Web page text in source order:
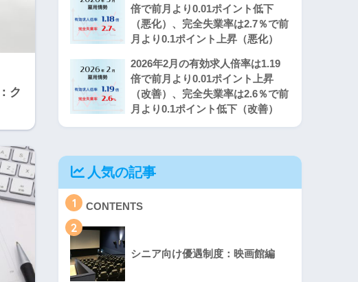
ク
倍で前月より0.01ポイント低下
（悪化）、完全失業率は2.7％で前
月より0.1ポイント上昇（悪化）
2026年2月の有効求人倍率は1.19
倍で前月より0.01ポイント上昇
（改善）、完全失業率は2.6％で前
月より0.1ポイント低下（改善）
人気の記事
1 CONTENTS
2
シニア向け優遇制度：映画館編